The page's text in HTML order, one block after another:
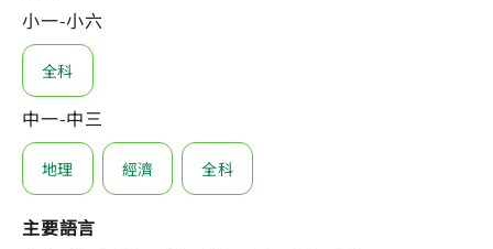
小一-小六
全科
中一-中三
地理 經濟 全科
主要語言